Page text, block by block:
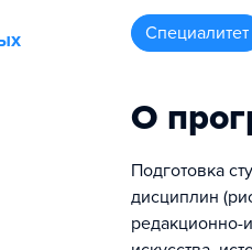
специалитет
О
Подготовка
дисциплин
редакционно-